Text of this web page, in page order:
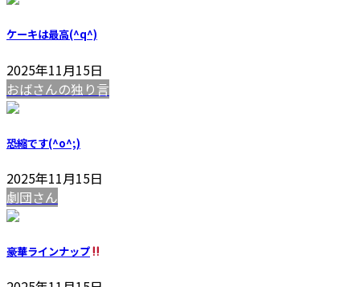
ケーキは最高(^q^)
2025年11月15日
おばさんの独り言
恐縮です(^o^;)
2025年11月15日
劇団さん
豪華ラインナップ